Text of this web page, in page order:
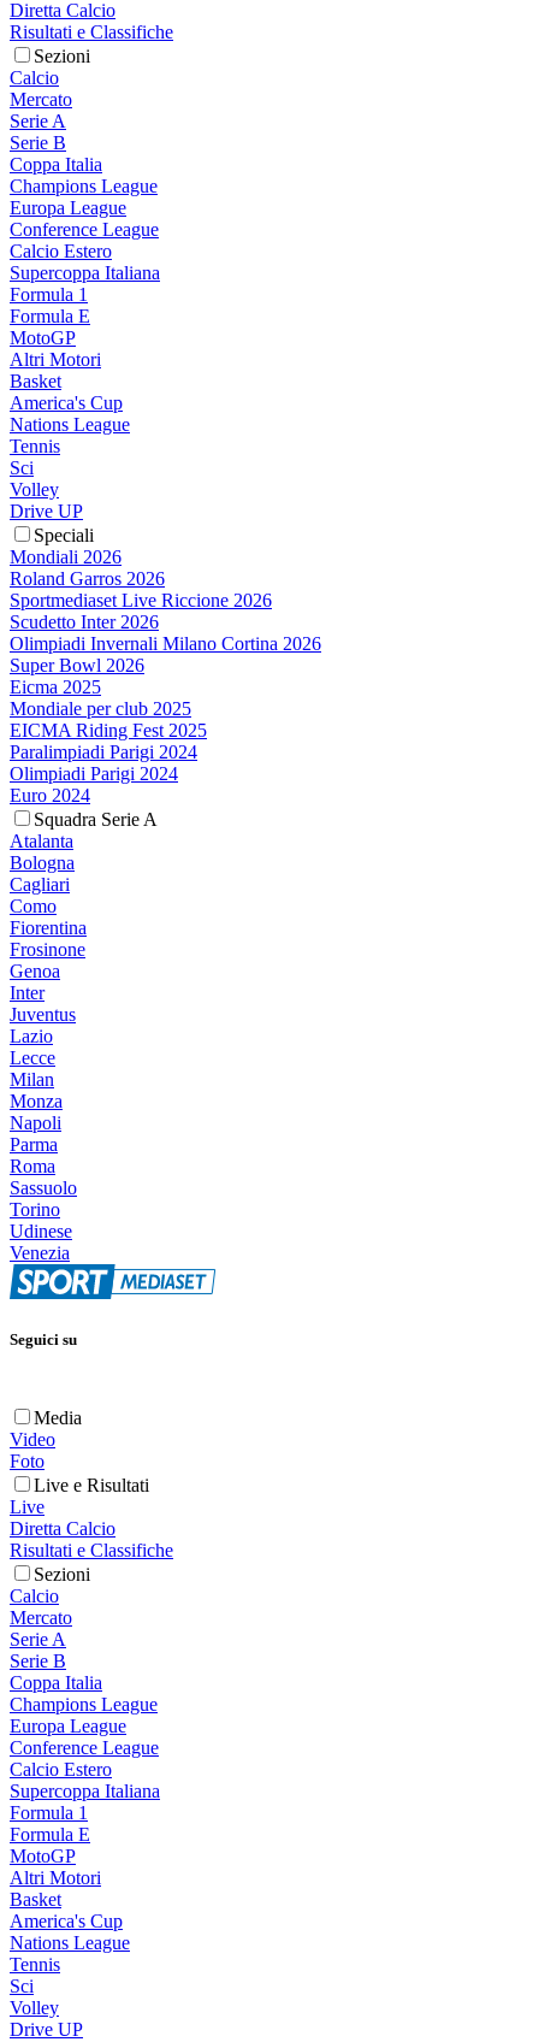
Diretta Calcio
Risultati e Classifiche
Sezioni
Calcio
Mercato
Serie A
Serie B
Coppa Italia
Champions League
Europa League
Conference League
Calcio Estero
Supercoppa Italiana
Formula 1
Formula E
MotoGP
Altri Motori
Basket
America's Cup
Nations League
Tennis
Sci
Volley
Drive UP
Speciali
Mondiali 2026
Roland Garros 2026
Sportmediaset Live Riccione 2026
Scudetto Inter 2026
Olimpiadi Invernali Milano Cortina 2026
Super Bowl 2026
Eicma 2025
Mondiale per club 2025
EICMA Riding Fest 2025
Paralimpiadi Parigi 2024
Olimpiadi Parigi 2024
Euro 2024
Squadra Serie A
Atalanta
Bologna
Cagliari
Como
Fiorentina
Frosinone
Genoa
Inter
Juventus
Lazio
Lecce
Milan
Monza
Napoli
Parma
Roma
Sassuolo
Torino
Udinese
Venezia
Seguici su
Media
Video
Foto
Live e Risultati
Live
Diretta Calcio
Risultati e Classifiche
Sezioni
Calcio
Mercato
Serie A
Serie B
Coppa Italia
Champions League
Europa League
Conference League
Calcio Estero
Supercoppa Italiana
Formula 1
Formula E
MotoGP
Altri Motori
Basket
America's Cup
Nations League
Tennis
Sci
Volley
Drive UP